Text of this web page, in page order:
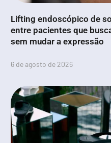
Lifting endoscópico de
entre pacientes que
sem mudar a expressão
6 de agosto de 2026